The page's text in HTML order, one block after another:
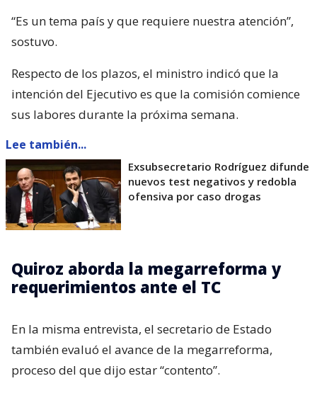
“Es un tema país y que requiere nuestra atención”,
sostuvo.
Respecto de los plazos, el ministro indicó que la
intención del Ejecutivo es que la comisión comience
sus labores durante la próxima semana.
Lee también...
Exsubsecretario Rodríguez difunde
nuevos test negativos y redobla
ofensiva por caso drogas
Quiroz aborda la megarreforma y
requerimientos ante el TC
En la misma entrevista, el secretario de Estado
también evaluó el avance de la megarreforma,
proceso del que dijo estar “contento”.